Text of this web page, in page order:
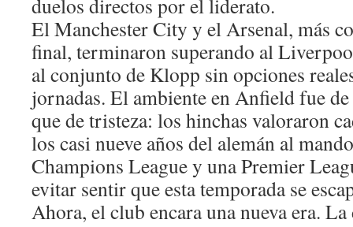
duelos directos por el liderato.
El Manchester City y el Arsenal, más
final, terminaron superando al
al conjunto de Klopp sin opciones
jornadas. El ambiente en Anfield fue
que de tristeza: los hinchas valoraron
los casi nueve años del alemán al
Champions League y una Premier
evitar sentir que esta temporada se
Ahora, el club encara una nueva era.